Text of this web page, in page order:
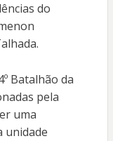
do
Batalhão da
pela
uma
unidade